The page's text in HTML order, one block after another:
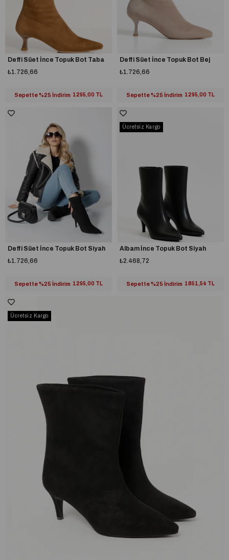
Deffi Süet İnce Topuk Bot Taba
₺1.726,66
Sepette %25 İndirim 1295,00 TL
Deffi Süet İnce Topuk Bot Bej
₺1.726,66
Sepette %25 İndirim 1295,00 TL
Deffi Süet İnce Topuk Bot Siyah
₺1.726,66
Sepette %25 İndirim 1295,00 TL
Albam İnce Topuk Bot Siyah
₺2.468,72
Sepette %25 İndirim 1851,54 TL
Ücretsiz Kargo
Ücretsiz Kargo